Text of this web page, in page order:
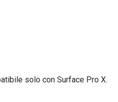
solo con Surface Pro X.